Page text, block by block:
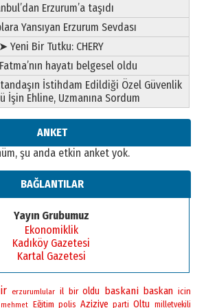
Sekmen’den Erzurum’a
proje daha!
2026 Pazar
Erzurum’a taşıdı
Yansıyan Erzurum Sevdası
➤ Yeni Bir Tutku: CHERY
hayatı belgesel oldu
İstihdam Edildiği Özel Güvenlik
İşin Ehline, Uzmanına Sordum
ANKET
şu anda etkin anket yok.
BAĞLANTILAR
Yayın Grubumuz
Ekonomiklik
Kadıköy Gazetesi
Kartal Gazetesi
erzurumlular il bir oldu baskani baskan icin
mehmet Eğitim polis Aziziye parti Oltu milletvekili